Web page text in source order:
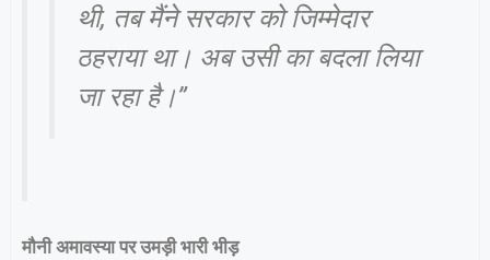
थी, तब मैंने सरकार को जिम्मेदार
ठहराया था। अब उसी का बदला लिया
जा रहा है।”
मौनी अमावस्या पर उमड़ी भारी भीड़